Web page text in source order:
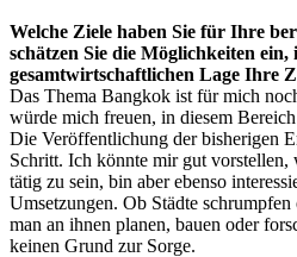
Welche Ziele haben Sie für Ihre
schätzen Sie die Möglichkeiten ein,
gesamtwirtschaftlichen Lage Ihre
Das Thema Bangkok ist für mich
würde mich freuen, in diesem
Die Veröffentlichung der bisherigen
Schritt. Ich könnte mir gut vorstellen,
tätig zu sein, bin aber ebenso
Umsetzungen. Ob Städte
man an ihnen planen, bauen oder
keinen Grund zur Sorge.